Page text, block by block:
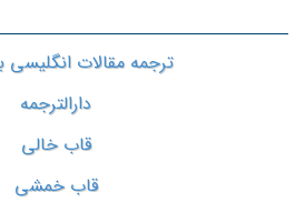
ترجمه مقالات انگلیسی
دارالترجمه
قاب خالی
قاب خمشی